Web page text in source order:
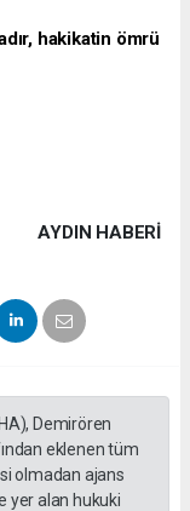
hakikatin ömrü
AYDIN HABERİ
Demirören
eklenen tüm
olmadan ajans
yer alan hukuki